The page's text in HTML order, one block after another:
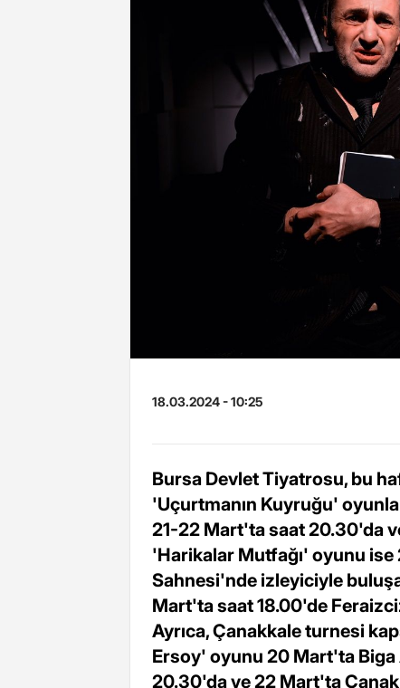
18.03.2024 - 10:25
Bursa Devlet Tiyatrosu, bu
'Uçurtmanın Kuyruğu'
21-22 Mart'ta saat 20.30'da
'Harikalar Mutfağı' oyunu
Sahnesi'nde izleyiciyle
Mart'ta saat 18.00'de
Ayrıca, Çanakkale turnesi
Ersoy' oyunu 20 Mart'ta
20.30'da ve 22 Mart'ta